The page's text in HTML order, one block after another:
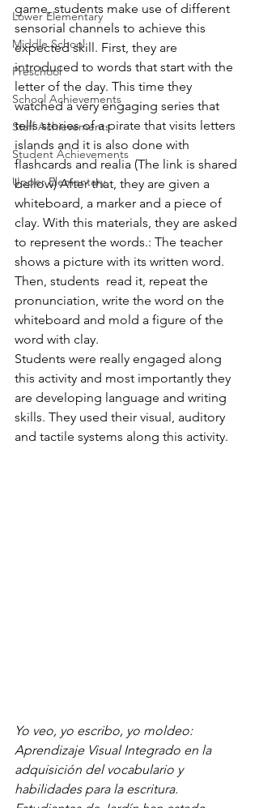
Lower Elementary
Middle School
Preschool
School Achievements
Staff Achievements
Student Achievements
Upper Elementary
game, students make use of different
sensorial channels to achieve this
expected skill. First, they are
introduced to words that start with the
letter of the day. This time they
watched a very engaging series that
tells stories of a pirate that visits letters
islands and it is also done with
flashcards and realia (The link is shared
bellow) After that, they are given a
whiteboard, a marker and a piece of
clay. With this materials, they are asked
to represent the words.: The teacher
shows a picture with its written word.
Then, students  read it, repeat the
pronunciation, write the word on the
whiteboard and mold a figure of the
word with clay.
Students were really engaged along
this activity and most importantly they
are developing language and writing
skills. They used their visual, auditory
and tactile systems along this activity.
Yo veo, yo escribo, yo moldeo:
Aprendizaje Visual Integrado en la
adquisición del vocabulario y
habilidades para la escritura.